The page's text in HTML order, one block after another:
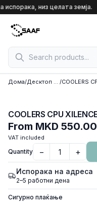
Skip to content
испорака, низ целата земја.
Дома/ Десктоп кулери /
From MKD 550.00
VAT included
Quantity − +
Испорака на адреса
2–5 работни дена
Сигурно плаќање